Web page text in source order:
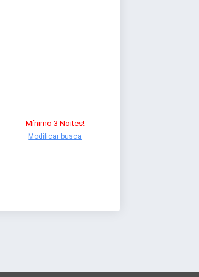
Mínimo 3 Noites!
Modificar busca